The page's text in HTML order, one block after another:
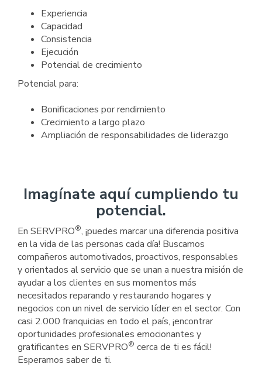
Experiencia
Capacidad
Consistencia
Ejecución
Potencial de crecimiento
Potencial para:
Bonificaciones por rendimiento
Crecimiento a largo plazo
Ampliación de responsabilidades de liderazgo
Imagínate aquí cumpliendo tu
potencial.
En SERVPRO®, ¡puedes marcar una diferencia positiva
en la vida de las personas cada día! Buscamos
compañeros automotivados, proactivos, responsables
y orientados al servicio que se unan a nuestra misión de
ayudar a los clientes en sus momentos más
necesitados reparando y restaurando hogares y
negocios con un nivel de servicio líder en el sector. Con
casi 2.000 franquicias en todo el país, ¡encontrar
oportunidades profesionales emocionantes y
gratificantes en SERVPRO® cerca de ti es fácil!
Esperamos saber de ti.